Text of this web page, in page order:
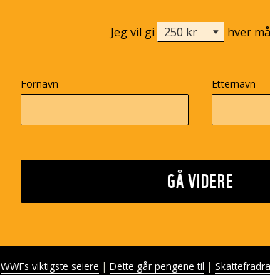
Jeg vil gi hver
Fornavn Etternavn
GÅ VIDERE
WWFs viktigste seiere Dette går pengene til